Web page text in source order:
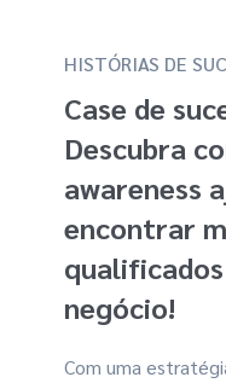
HISTÓRIAS DE
Case de
Descubra
awareness
encontrar
negócio!
Com uma